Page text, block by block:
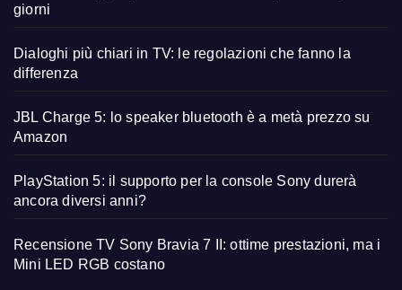
giorni
Dialoghi più chiari in TV: le regolazioni che fanno la
differenza
JBL Charge 5: lo speaker bluetooth è a metà prezzo su
Amazon
PlayStation 5: il supporto per la console Sony durerà
ancora diversi anni?
Recensione TV Sony Bravia 7 II: ottime prestazioni, ma i
Mini LED RGB costano